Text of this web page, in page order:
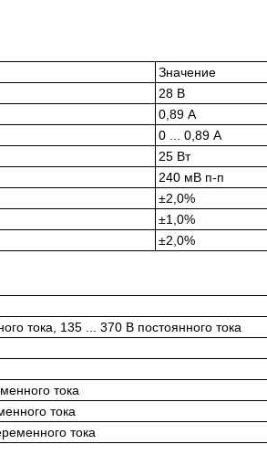
Значение
28 В
0,89 А
0 ... 0,89 А
25 Вт
240 мВ п-п
±2,0%
±1,0%
±2,0%
тока, 135 ... 370 В постоянного тока
тока
тока
тока